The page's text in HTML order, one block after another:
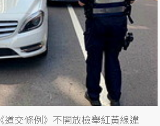
道交條例》不開放檢舉紅黃線違